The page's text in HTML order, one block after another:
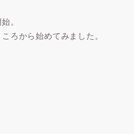
。
ろから始めてみました。